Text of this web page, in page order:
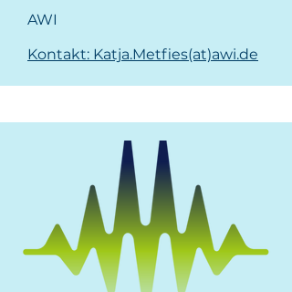
AWI
Kontakt: Katja.Metfies(at)awi.de